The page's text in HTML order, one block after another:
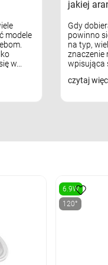
modele
w...
jakiej
Gdy
powinno
na typ,
znaczenie
wpisująca
czytaj
6.9W
120°